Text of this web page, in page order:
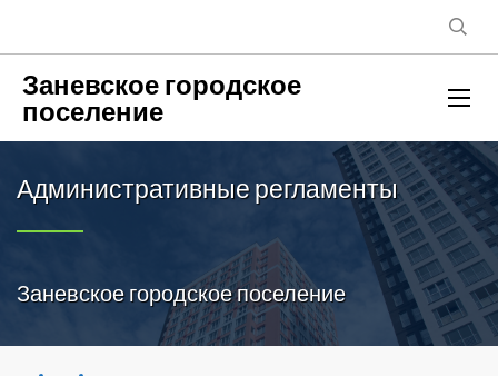
Заневское городское
поселение
Административные регламенты
Заневское городское поселение